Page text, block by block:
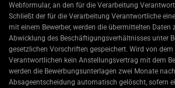
Webformular, an den für die Verarbeitung
Schließt der für die Verarbeitung Verantwortliche
mit einem Bewerber, werden die übermittelten Daten
Abwicklung des Beschäftigungsverhältnisses unter
gesetzlichen Vorschriften gespeichert. Wird von
Verantwortlichen kein Anstellungsvertrag mit dem
werden die Bewerbungsunterlagen zwei Monate
Absageentscheidung automatisch gelöscht, sofern